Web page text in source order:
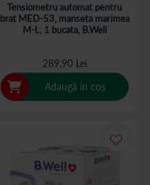
Tensiometru automat pentru
brat MED-53, manseta marimea
M-L, 1 bucata, B.Well
289,90 Lei
Adaugă în coș